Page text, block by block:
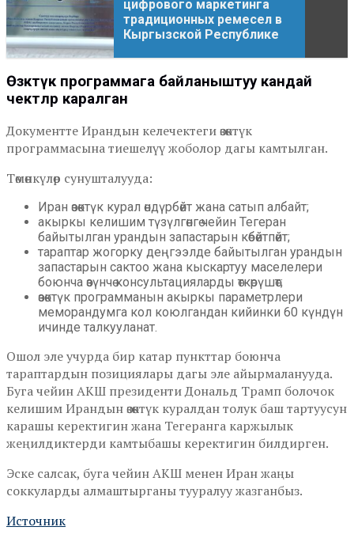
цифрового маркетинга
традиционных ремесел в
Кыргызской Республике
Өзөктүк программага байланыштуу кандай
чектөөлөр каралган
Документте Ирандын келечектеги өзөктүк
программасына тиешелүү жоболор дагы камтылган.
Төмөнкүлөр сунушталууда:
Иран өзөктүк курал өндүрбөйт жана сатып албайт;
акыркы келишим түзүлгөнгө чейин Тегеран
байытылган урандын запастарын көбөйтпөйт;
тараптар жогорку деңгээлде байытылган урандын
запастарын сактоо жана кыскартуу маселелери
боюнча өзүнчө консультацияларды өткөрүшөт;
өзөктүк программанын акыркы параметрлери
меморандумга кол коюлгандан кийинки 60 күндүн
ичинде талкууланат.
Ошол эле учурда бир катар пункттар боюнча
тараптардын позициялары дагы эле айырмаланууда.
Буга чейин АКШ президенти Дональд Трамп болочок
келишим Ирандын өзөктүк куралдан толук баш тартуусун
карашы керектигин жана Тегеранга каржылык
жеңилдиктерди камтыбашы керектигин билдирген.
Эске салсак, буга чейин АКШ менен Иран жаңы
соккуларды алмаштырганы тууралуу жазганбыз.
Источник